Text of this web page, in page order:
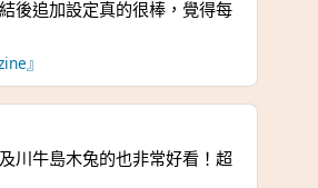
後追加設定真的很棒，覺得每
』
川牛島木兔的也非常好看！超